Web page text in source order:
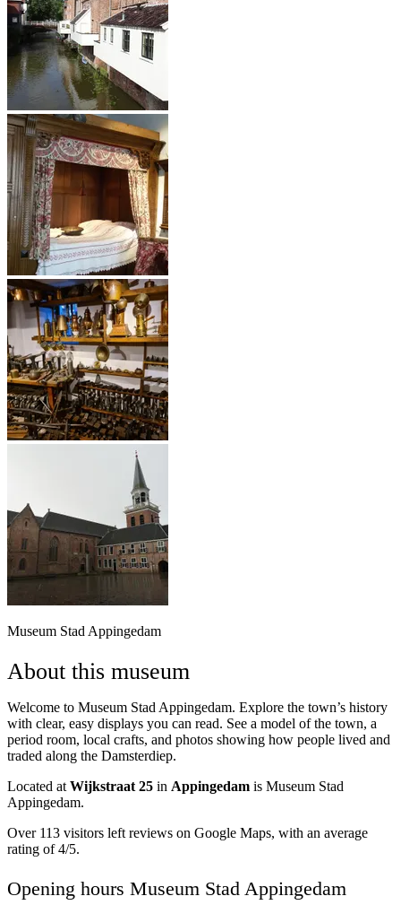
Museum Stad Appingedam
About this museum
Welcome to Museum Stad Appingedam. Explore the town’s history
with clear, easy displays you can read. See a model of the town, a
period room, local crafts, and photos showing how people lived and
traded along the Damsterdiep.
Located at Wijkstraat 25 in Appingedam is Museum Stad
Appingedam.
Over 113 visitors left reviews on Google Maps, with an average
rating of 4/5.
Opening hours Museum Stad Appingedam